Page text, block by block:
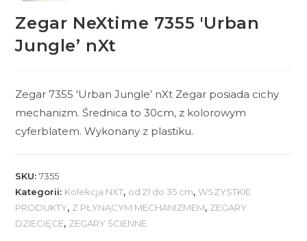
Zegar NeXtime 7355 'Urban
Jungle’ nXt
Zegar 7355 'Urban Jungle’ nXt Zegar posiada cichy
mechanizm. Średnica to 30cm, z kolorowym
cyferblatem. Wykonany z plastiku.
SKU:7355
Kategorii: Kolekcja NXT, od 21 do 35 cm,WSZYSTKIE
PRODUKTY, Z PŁYNĄCYM MECHANIZMEM, ZEGARY
DZIECIĘCE, ZEGARY ŚCIENNE